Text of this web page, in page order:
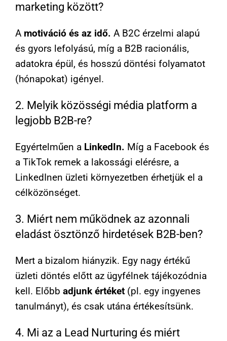
marketing között?
A motiváció és az idő. A B2C érzelmi alapú
és gyors lefolyású, míg a B2B racionális,
adatokra épül, és hosszú döntési folyamatot
(hónapokat) igényel.
2. Melyik közösségi média platform a
legjobb B2B-re?
Egyértelműen a LinkedIn. Míg a Facebook és
a TikTok remek a lakossági elérésre, a
LinkedInen üzleti környezetben érhetjük el a
célközönséget.
3. Miért nem működnek az azonnali
eladást ösztönző hirdetések B2B-ben?
Mert a bizalom hiányzik. Egy nagy értékű
üzleti döntés előtt az ügyfélnek tájékozódnia
kell. Előbb adjunk értéket (pl. egy ingyenes
tanulmányt), és csak utána értékesítsünk.
4. Mi az a Lead Nurturing és miért